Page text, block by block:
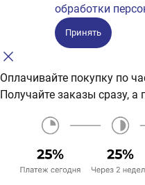
обработки
Принять
Оплачивайте покупку по
Получайте заказы сразу, а